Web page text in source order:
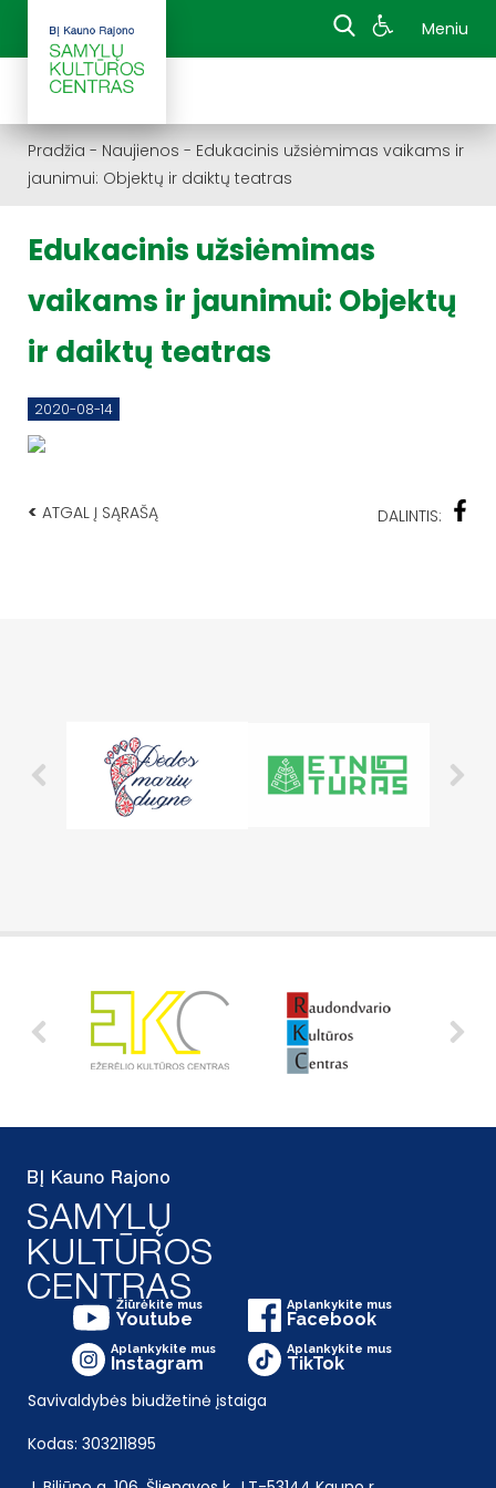
Meniu
Pradžia - Naujienos - Edukacinis užsiėmimas vaikams ir
jaunimui: Objektų ir daiktų teatras
Edukacinis užsiėmimas
vaikams ir jaunimui: Objektų
ir daiktų teatras
2020-08-14
< ATGAL Į SĄRAŠĄ DALINTIS:
Žiūrėkite mus
Youtube
Aplankykite mus
Facebook
Aplankykite mus
Instagram
Aplankykite mus
TikTok
Savivaldybės biudžetinė įstaiga
Kodas: 303211895